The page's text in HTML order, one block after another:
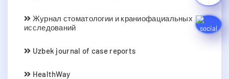
Журнал стоматологии и краниофациальных
исследований
Uzbek journal of case reports
HealthWay